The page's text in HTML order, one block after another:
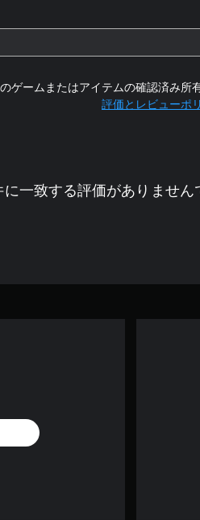
ゲームまたはアイテムの確認済み所
評価とレビューポ
に一致する評価がありません